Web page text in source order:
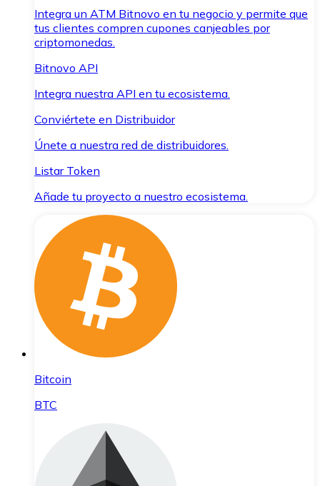
Integra un ATM Bitnovo en tu negocio y permite que
tus clientes compren cupones canjeables por
criptomonedas.
Bitnovo API
Integra nuestra API en tu ecosistema.
Conviértete en Distribuidor
Únete a nuestra red de distribuidores.
Listar Token
Añade tu proyecto a nuestro ecosistema.
Bitcoin
BTC